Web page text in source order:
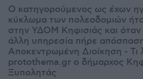
Ο κατηγορούμενος ως έχων
κύκλωμα των πολεοδομιών
στην ΥΔΟΜ Κηφισιάς και όταν
άλλη υπηρεσία πήρε
Αποκεντρωμένη Διοίκηση - Τι
protothema.gr ο δήμαρχος
Ξυπολητάς